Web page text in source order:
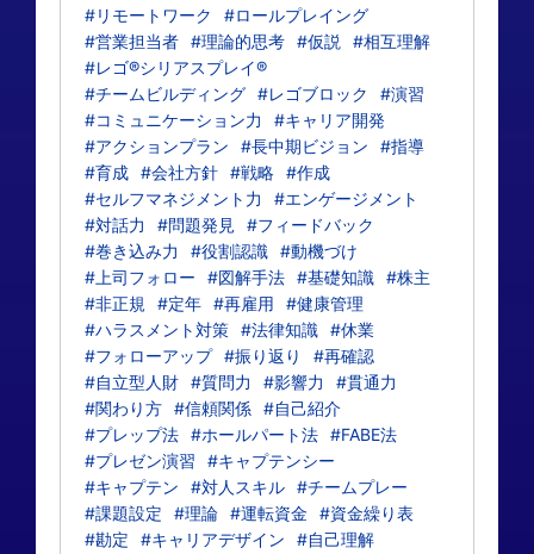
#リモートワーク
#ロールプレイング
#営業担当者 #理論的思考 #仮説
#相互理解
#レゴ®シリアスプレイ®
#チームビルディング #レゴブロック
#演習
#コミュニケーション力
#キャリア開発
#アクションプラン
#長中期ビジョン
#指導
#育成 #会社方針 #戦略 #作成
#セルフマネジメント力
#エンゲージメント
#対話力
#問題発見
#フィードバック
#巻き込み力
#役割認識 #動機づけ
#上司フォロー
#図解手法 #基礎知識 #株主
#非正規
#定年 #再雇用
#健康管理
#ハラスメント対策 #法律知識 #休業
#フォローアップ #振り返り
#再確認
#自立型人財 #質問力 #影響力
#貫通力
#関わり方 #信頼関係 #自己紹介
#プレップ法 #ホールパート法 #FABE法
#プレゼン演習
#キャプテンシー
#キャプテン
#対人スキル #チームプレー
#課題設定
#理論 #運転資金
#資金繰り表
#勘定
#キャリアデザイン
#自己理解